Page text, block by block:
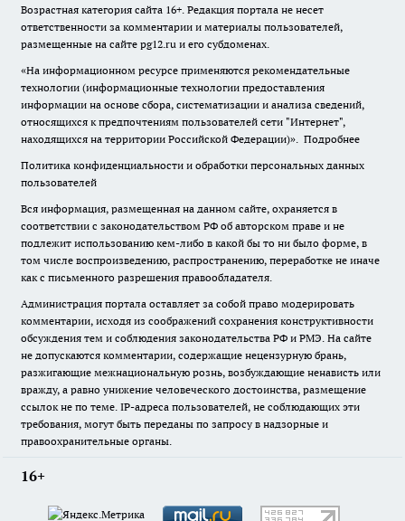
Возрастная категория сайта 16+. Редакция портала не несет
ответственности за комментарии и материалы пользователей,
размещенные на сайте pg12.ru и его субдоменах.
«На информационном ресурсе применяются рекомендательные
технологии (информационные технологии предоставления
информации на основе сбора, систематизации и анализа сведений,
относящихся к предпочтениям пользователей сети "Интернет",
находящихся на территории Российской Федерации)». Подробнее
Политика конфиденциальности и обработки персональных данных
пользователей
Вся информация, размещенная на данном сайте, охраняется в
соответствии с законодательством РФ об авторском праве и не
подлежит использованию кем-либо в какой бы то ни было форме, в
том числе воспроизведению, распространению, переработке не иначе
как с письменного разрешения правообладателя.
Администрация портала оставляет за собой право модерировать
комментарии, исходя из соображений сохранения конструктивности
обсуждения тем и соблюдения законодательства РФ и РМЭ. На сайте
не допускаются комментарии, содержащие нецензурную брань,
разжигающие межнациональную рознь, возбуждающие ненависть или
вражду, а равно унижение человеческого достоинства, размещение
ссылок не по теме. IP-адреса пользователей, не соблюдающих эти
требования, могут быть переданы по запросу в надзорные и
правоохранительные органы.
16+